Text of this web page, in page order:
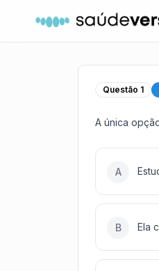
Questão 1
A única
A
B Ela